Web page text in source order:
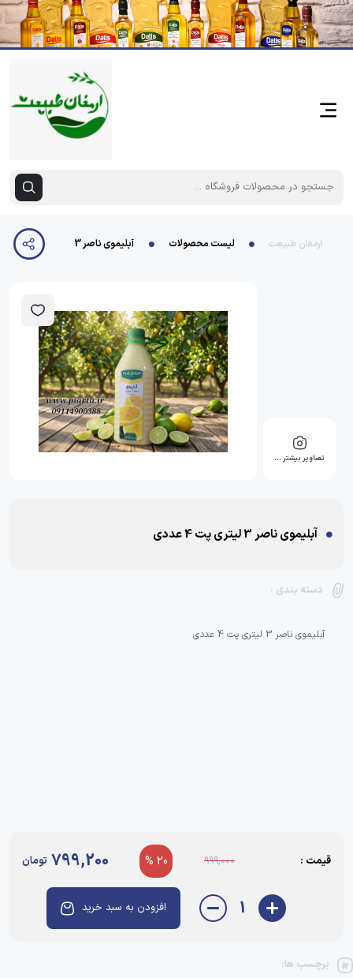
ارمغان طبیعت لیست محصولات آبلیموی ناصر 3 لیتری پت 4 عددی
تصاویر بیشتر …
آبلیموی ناصر 3 لیتری پت 4 عددی
دسته بندی :
آبلیموی ناصر 3 لیتری پت 4 عددی
قیمت : 999,000
20 %
799,200 تومان
1 افزودن به سبد خرید
برچسب ها: